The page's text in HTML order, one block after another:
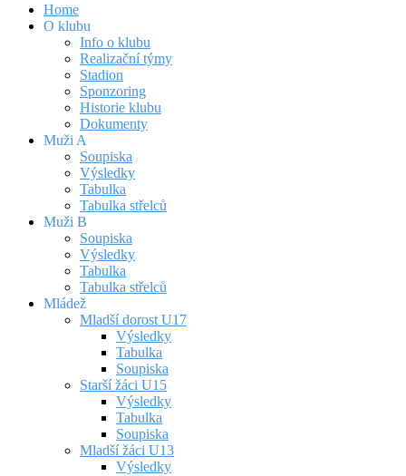
Home
O klubu
Info o klubu
Realizační týmy
Stadion
Sponzoring
Historie klubu
Dokumenty
Muži A
Soupiska
Výsledky
Tabulka
Tabulka střelců
Muži B
Soupiska
Výsledky
Tabulka
Tabulka střelců
Mládež
Mladší dorost U17
Výsledky
Tabulka
Soupiska
Starší žáci U15
Výsledky
Tabulka
Soupiska
Mladší žáci U13
Výsledky